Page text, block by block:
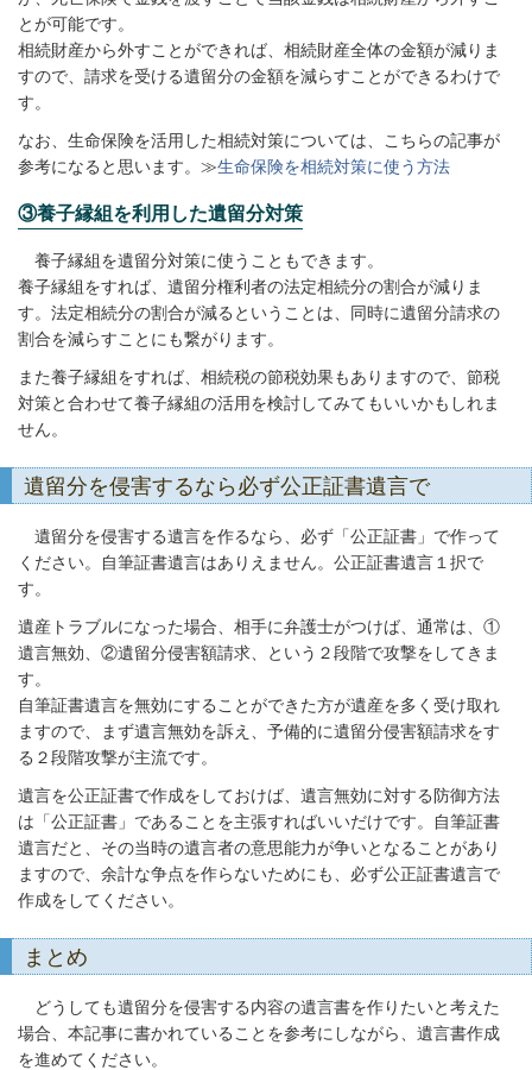
とが可能です。
相続財産から外すことができれば、相続財産全体の金額が減りま
すので、請求を受ける遺留分の金額を減らすことができるわけで
す。
なお、生命保険を活用した相続対策については、こちらの記事が
参考になると思います。 ≫生命保険を相続対策に使う方法
③養子縁組を利用した遺留分対策
養子縁組を遺留分対策に使うこともできます。
養子縁組をすれば、遺留分権利者の法定相続分の割合が減りま
す。法定相続分の割合が減るということは、同時に遺留分請求の
割合を減らすことにも繋がります。
また養子縁組をすれば、相続税の節税効果もありますので、節税
対策と合わせて養子縁組の活用を検討してみてもいいかもしれま
せん。
遺留分を侵害するなら必ず公正証書遺言で
遺留分を侵害する遺言を作るなら、必ず「公正証書」で作って
ください。自筆証書遺言はありえません。公正証書遺言１択で
す。
遺産トラブルになった場合、相手に弁護士がつけば、通常は、①
遺言無効、②遺留分侵害額請求、という２段階で攻撃をしてきま
す。
自筆証書遺言を無効にすることができた方が遺産を多く受け取れ
ますので、まず遺言無効を訴え、予備的に遺留分侵害額請求をす
る２段階攻撃が主流です。
遺言を公正証書で作成をしておけば、遺言無効に対する防御方法
は「公正証書」であることを主張すればいいだけです。自筆証書
遺言だと、その当時の遺言者の意思能力が争いとなることがあり
ますので、余計な争点を作らないためにも、必ず公正証書遺言で
作成をしてください。
まとめ
どうしても遺留分を侵害する内容の遺言書を作りたいと考えた
場合、本記事に書かれていることを参考にしながら、遺言書作成
を進めてください。